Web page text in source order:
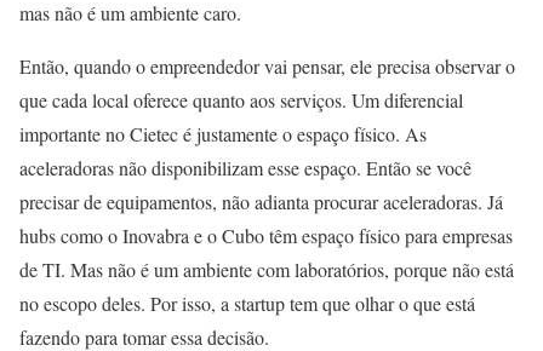
mas não é um ambiente caro.
Então, quando o empreendedor vai pensar, ele precisa observar o
que cada local oferece quanto aos serviços. Um diferencial
importante no Cietec é justamente o espaço físico. As
aceleradoras não disponibilizam esse espaço. Então se você
precisar de equipamentos, não adianta procurar aceleradoras. Já
hubs como o Inovabra e o Cubo têm espaço físico para empresas
de TI. Mas não é um ambiente com laboratórios, porque não está
no escopo deles. Por isso, a startup tem que olhar o que está
fazendo para tomar essa decisão.